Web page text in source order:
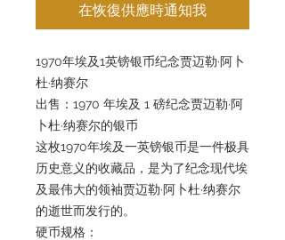
在恢復供應時通知我
1970年埃及1英镑银币纪念贾迈勒·阿卜
杜·纳赛尔
出售：1970 年埃及 1 磅纪念贾迈勒·阿
卜杜·纳赛尔的银币
这枚1970年埃及一英镑银币是一件极具
历史意义的收藏品，是为了纪念现代埃
及最伟大的领袖贾迈勒·阿卜杜·纳赛尔
的逝世而发行的。
硬币规格：